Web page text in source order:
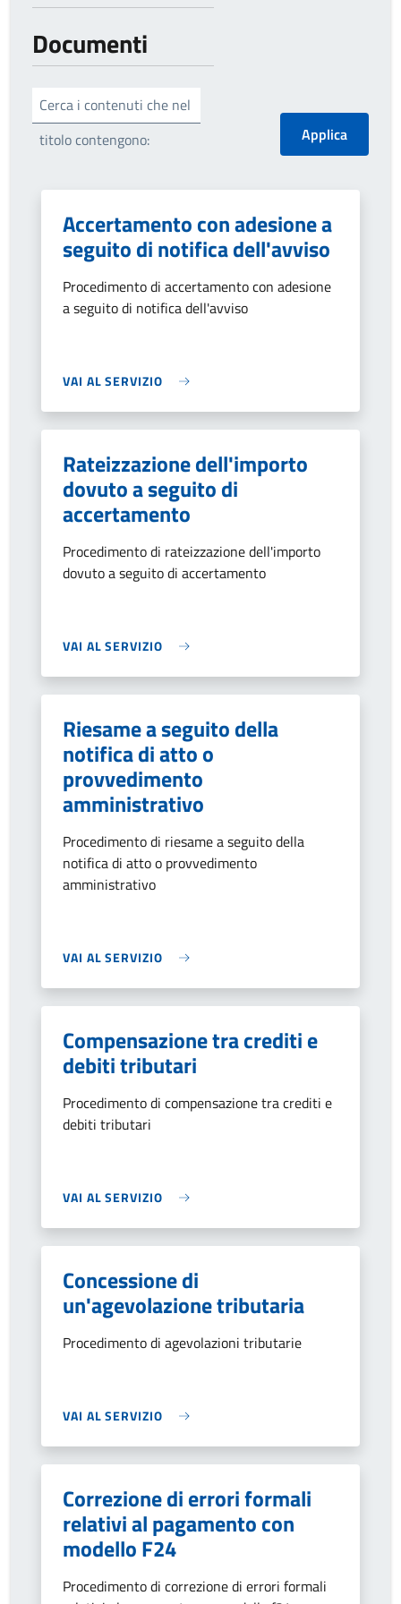
Documenti
Cerca i contenuti che nel
titolo contengono:
Accertamento con adesione a
seguito di notifica dell'avviso
Procedimento di accertamento con adesione
a seguito di notifica dell'avviso
VAI AL SERVIZIO
Rateizzazione dell'importo
dovuto a seguito di
accertamento
Procedimento di rateizzazione dell'importo
dovuto a seguito di accertamento
VAI AL SERVIZIO
Riesame a seguito della
notifica di atto o
provvedimento
amministrativo
Procedimento di riesame a seguito della
notifica di atto o provvedimento
amministrativo
VAI AL SERVIZIO
Compensazione tra crediti e
debiti tributari
Procedimento di compensazione tra crediti e
debiti tributari
VAI AL SERVIZIO
Concessione di
un'agevolazione tributaria
Procedimento di agevolazioni tributarie
VAI AL SERVIZIO
Correzione di errori formali
relativi al pagamento con
modello F24
Procedimento di correzione di errori formali